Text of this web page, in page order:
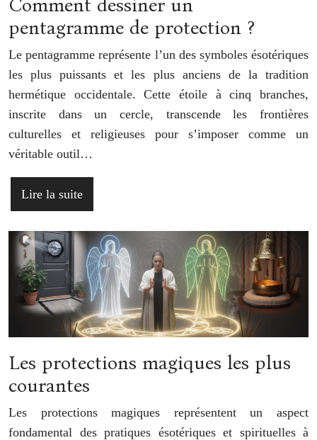
Comment dessiner un
pentagramme de protection ?
Le pentagramme représente l’un des symboles ésotériques
les plus puissants et les plus anciens de la tradition
hermétique occidentale. Cette étoile à cinq branches,
inscrite dans un cercle, transcende les frontières
culturelles et religieuses pour s’imposer comme un
véritable outil…
Lire la suite
Les protections magiques les plus
courantes
Les protections magiques représentent un aspect
fondamental des pratiques ésotériques et spirituelles à